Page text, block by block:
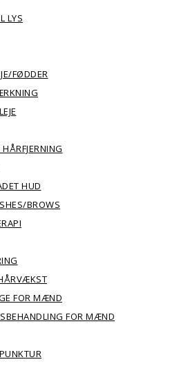
LYS
FØDDER
HUD
BROWS
FOR MÆND
FOR MÆND